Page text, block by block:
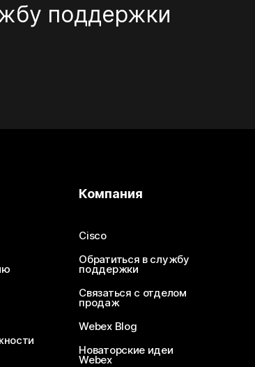
поддержки
Компания
Cisco
Обратиться в службу
поддержки
Связаться с отделом
продаж
Webex Blog
Новаторские идеи
Webex